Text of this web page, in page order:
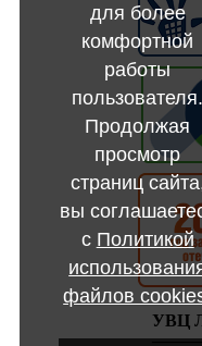
УВЦ
для более
комфортной
работы
пользователя.
Продолжая
просмотр
страниц
вы
с Политикой
файлов